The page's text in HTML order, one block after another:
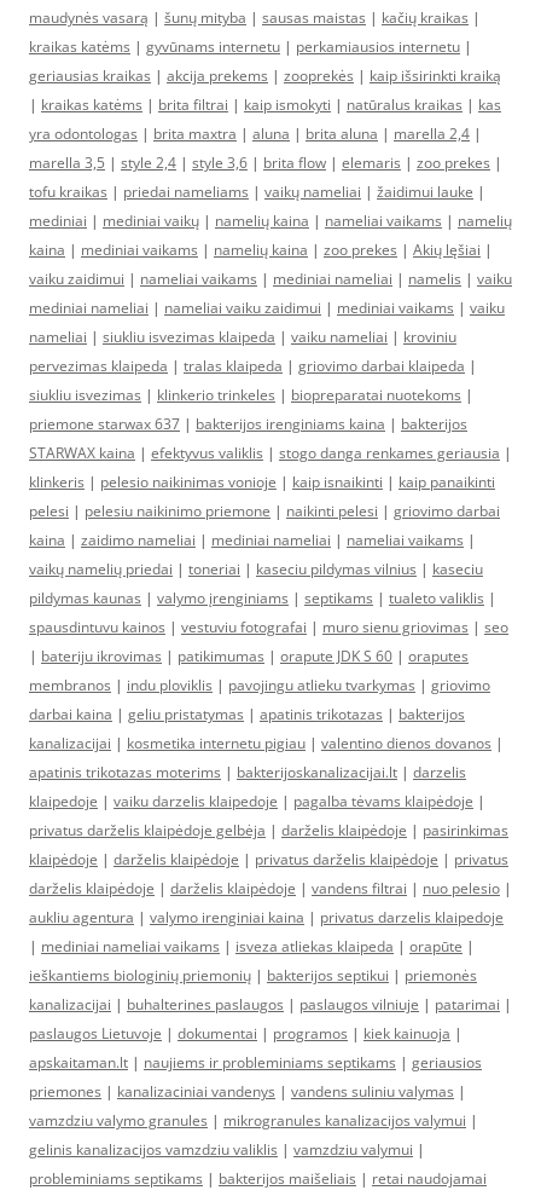
maudynės vasarą | šunų mityba | sausas maistas | kačių kraikas |
kraikas katėms | gyvūnams internetu | perkamiausios internetu |
geriausias kraikas | akcija prekems | zooprekės | kaip išsirinkti kraiką
| kraikas katėms | brita filtrai | kaip ismokyti | natūralus kraikas | kas
yra odontologas | brita maxtra | aluna | brita aluna | marella 2,4 |
marella 3,5 | style 2,4 | style 3,6 | brita flow | elemaris | zoo prekes |
tofu kraikas | priedai nameliams | vaikų nameliai | žaidimui lauke |
mediniai | mediniai vaikų | namelių kaina | nameliai vaikams | namelių
kaina | mediniai vaikams | namelių kaina | zoo prekes | Akių lęšiai |
vaiku zaidimui | nameliai vaikams | mediniai nameliai | namelis | vaiku
mediniai nameliai | nameliai vaiku zaidimui | mediniai vaikams | vaiku
nameliai | siukliu isvezimas klaipeda | vaiku nameliai | kroviniu
pervezimas klaipeda | tralas klaipeda | griovimo darbai klaipeda |
siukliu isvezimas | klinkerio trinkeles | biopreparatai nuotekoms |
priemone starwax 637 | bakterijos irenginiams kaina | bakterijos
STARWAX kaina | efektyvus valiklis | stogo danga renkames geriausia |
klinkeris | pelesio naikinimas vonioje | kaip isnaikinti | kaip panaikinti
pelesi | pelesiu naikinimo priemone | naikinti pelesi | griovimo darbai
kaina | zaidimo nameliai | mediniai nameliai | nameliai vaikams |
vaikų namelių priedai | toneriai | kaseciu pildymas vilnius | kaseciu
pildymas kaunas | valymo įrenginiams | septikams | tualeto valiklis |
spausdintuvu kainos | vestuviu fotografai | muro sienu griovimas | seo
| bateriju ikrovimas | patikimumas | orapute JDK S 60 | oraputes
membranos | indu ploviklis | pavojingu atlieku tvarkymas | griovimo
darbai kaina | geliu pristatymas | apatinis trikotazas | bakterijos
kanalizacijai | kosmetika internetu pigiau | valentino dienos dovanos |
apatinis trikotazas moterims | bakterijoskanalizacijai.lt | darzelis
klaipedoje | vaiku darzelis klaipedoje | pagalba tėvams klaipėdoje |
privatus darželis klaipėdoje gelbėja | darželis klaipėdoje | pasirinkimas
klaipėdoje | darželis klaipėdoje | privatus darželis klaipėdoje | privatus
darželis klaipėdoje | darželis klaipėdoje | vandens filtrai | nuo pelesio |
aukliu agentura | valymo irenginiai kaina | privatus darzelis klaipedoje
| mediniai nameliai vaikams | isveza atliekas klaipeda | orapūte |
ieškantiems biologinių priemonių | bakterijos septikui | priemonės
kanalizacijai | buhalterines paslaugos | paslaugos vilniuje | patarimai |
paslaugos Lietuvoje | dokumentai | programos | kiek kainuoja |
apskaitaman.lt | naujiems ir probleminiams septikams | geriausios
priemones | kanalizaciniai vandenys | vandens suliniu valymas |
vamzdziu valymo granules | mikrogranules kanalizacijos valymui |
gelinis kanalizacijos vamzdziu valiklis | vamzdziu valymui |
probleminiams septikams | bakterijos maišeliais | retai naudojamai